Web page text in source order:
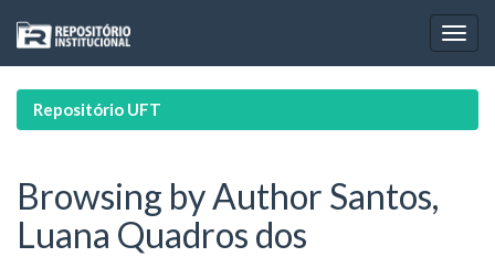
navigation
Repositório UFT
Browsing by Author Santos,
Luana Quadros dos